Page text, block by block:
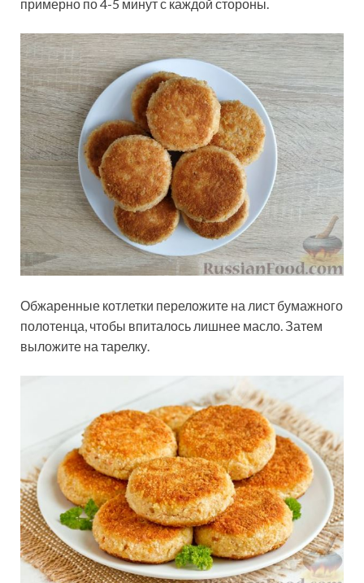
примерно по 4-5 минут с каждой стороны.
Обжаренные котлетки переложите на лист бумажного
полотенца, чтобы впиталось лишнее масло. Затем
выложите на тарелку.